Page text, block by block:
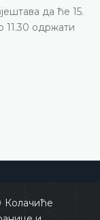
Колачиће
да ће 15.
11.30 одржати